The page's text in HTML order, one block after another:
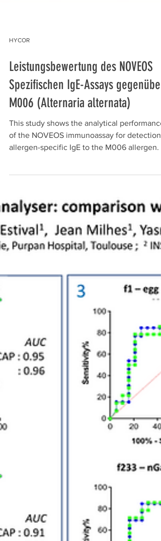
HYCOR
Leistungsbewertung des NOVEOS
Spezifischen IgE-Assays gegenüber
M006 (Alternaria alternata)
This study shows the analytical performance